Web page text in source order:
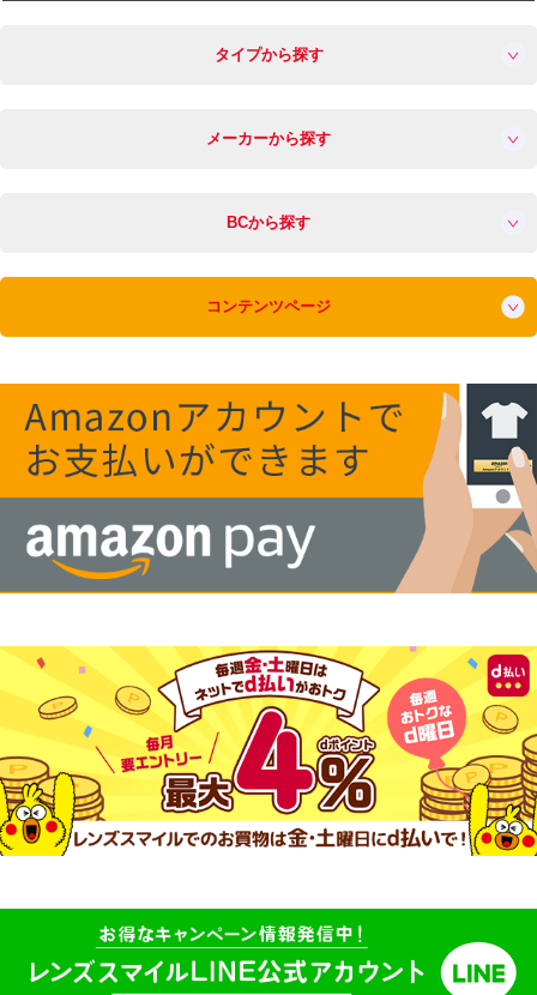
タイプから探す
メーカーから探す
BCから探す
コンテンツページ